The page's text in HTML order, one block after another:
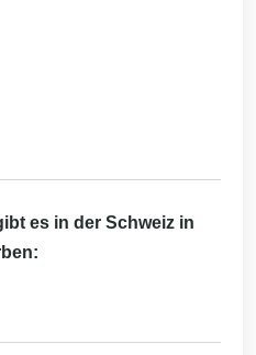
es in der Schweiz in